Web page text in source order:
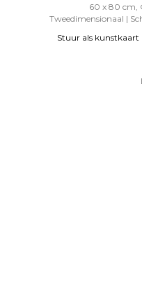
60 x 80 cm,
Tweedimensionaal |
Stuur als kunstkaart